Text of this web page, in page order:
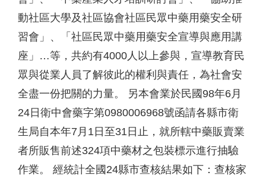
動社區大學及社區協會社區民眾中藥用藥安全研
習會」、「社區民眾中藥用藥安全宣導與應用講
座」…等，共約有4000人以上參與，宣導教育民
眾與從業人員了解彼此的權利與責任，為社會安
全盡一份把關的力量。 另本會業於民國98年6月
24日衛中會藥字第0980006968號函請各縣市衛
生局自本年7月1日至31日止，就所轄中藥販賣業
者所販售前述324項中藥材之包裝標示進行抽驗
作業。 經統計全國24縣市查核結果如下：查核家